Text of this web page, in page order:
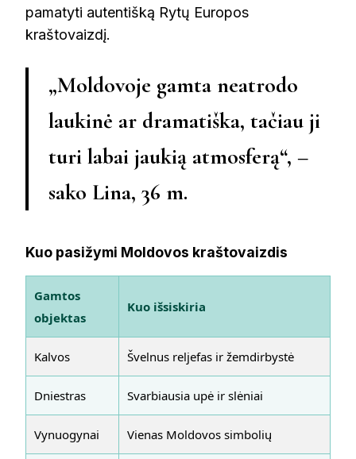
pamatyti autentišką Rytų Europos
kraštovaizdį.
„Moldovoje gamta neatrodo
laukinė ar dramatiška, tačiau ji
turi labai jaukią atmosferą“, –
sako Lina, 36 m.
Kuo pasižymi Moldovos kraštovaizdis
Gamtos
objektas
Kuo išsiskiria
Kalvos Švelnus reljefas ir žemdirbystė
Dniestras Svarbiausia upė ir slėniai
Vynuogynai Vienas Moldovos simbolių